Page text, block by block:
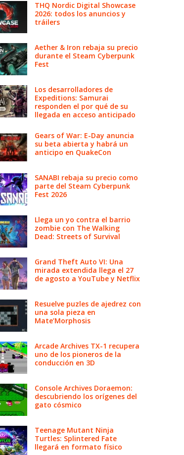
THQ Nordic Digital Showcase
2026: todos los anuncios y
tráilers
Aether & Iron rebaja su precio
durante el Steam Cyberpunk
Fest
Los desarrolladores de
Expeditions: Samurai
responden el por qué de su
llegada en acceso anticipado
Gears of War: E-Day anuncia
su beta abierta y habrá un
anticipo en QuakeCon
SANABI rebaja su precio como
parte del Steam Cyberpunk
Fest 2026
Llega un yo contra el barrio
zombie con The Walking
Dead: Streets of Survival
Grand Theft Auto VI: Una
mirada extendida llega el 27
de agosto a YouTube y Netflix
Resuelve puzles de ajedrez con
una sola pieza en
Mate’Morphosis
Arcade Archives TX-1 recupera
uno de los pioneros de la
conducción en 3D
Console Archives Doraemon:
descubriendo los orígenes del
gato cósmico
Teenage Mutant Ninja
Turtles: Splintered Fate
llegará en formato físico